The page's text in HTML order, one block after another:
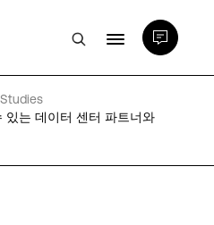
있는 데이터 센터 파트너와